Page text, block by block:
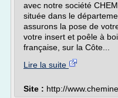
avec notre société
située dans le
assurons la pose de
votre insert et poêle à
française, sur la Côte...
Lire la suite
Site : http://